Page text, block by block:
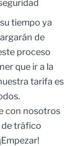
tiempo ya
de
proceso
que ir a la
tarifa es
con nosotros
de tráfico